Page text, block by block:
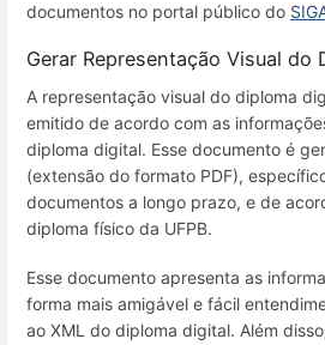
documentos no portal público do
Gerar Representação Visual do
A representação visual do diploma
emitido de acordo com as
diploma digital. Esse documento é
(extensão do formato PDF),
documentos a longo prazo, e de
diploma físico da UFPB.
Esse documento apresenta as
forma mais amigável e fácil
ao XML do diploma digital. Além